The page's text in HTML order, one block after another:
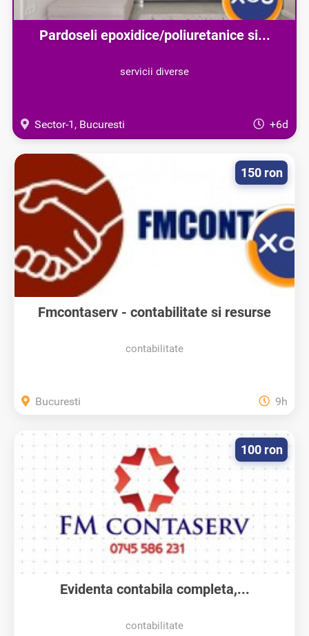
Pardoseli epoxidice/poliuretanice si...
servicii diverse
Sector-1, Bucuresti +6d
Fmcontaserv - contabilitate si resurse
contabilitate
150 ron
Bucuresti 9h
Evidenta contabila completa,...
contabilitate
100 ron